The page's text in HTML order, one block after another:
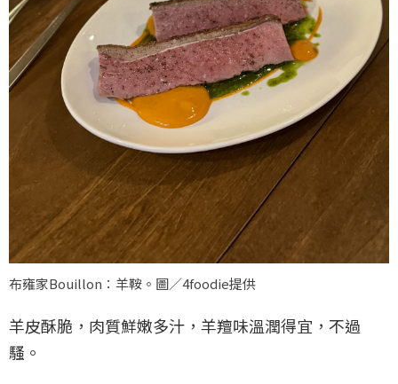
布雍家Bouillon：羊鞍。圖／4foodie提供
羊皮酥脆，肉質鮮嫩多汁，羊羶味溫潤得宜，不過
騷。